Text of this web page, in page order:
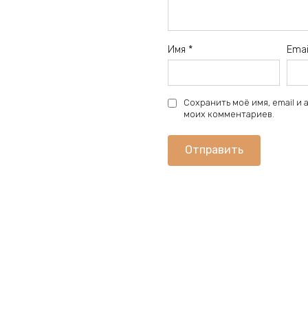
Имя *
Сохранить моё имя, email и
моих комментариев.